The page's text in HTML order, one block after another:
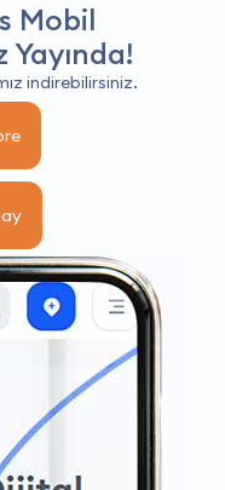
Mobil
Yayında!
indirebilirsiniz.